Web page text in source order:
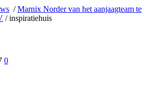
/Marnix Norder van het aanjaagteam te
/inspiratiehuis
0